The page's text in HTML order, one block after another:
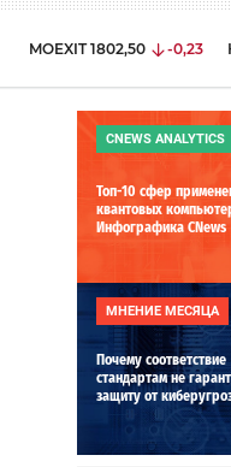
MOEXIT 1802,50 -0,23
CNEWS ANALYTICS
Топ-10 сфер
квантовых
Инфографика CNews
МНЕНИЕ МЕСЯЦА
Почему соответствие
стандартам не
защиту от